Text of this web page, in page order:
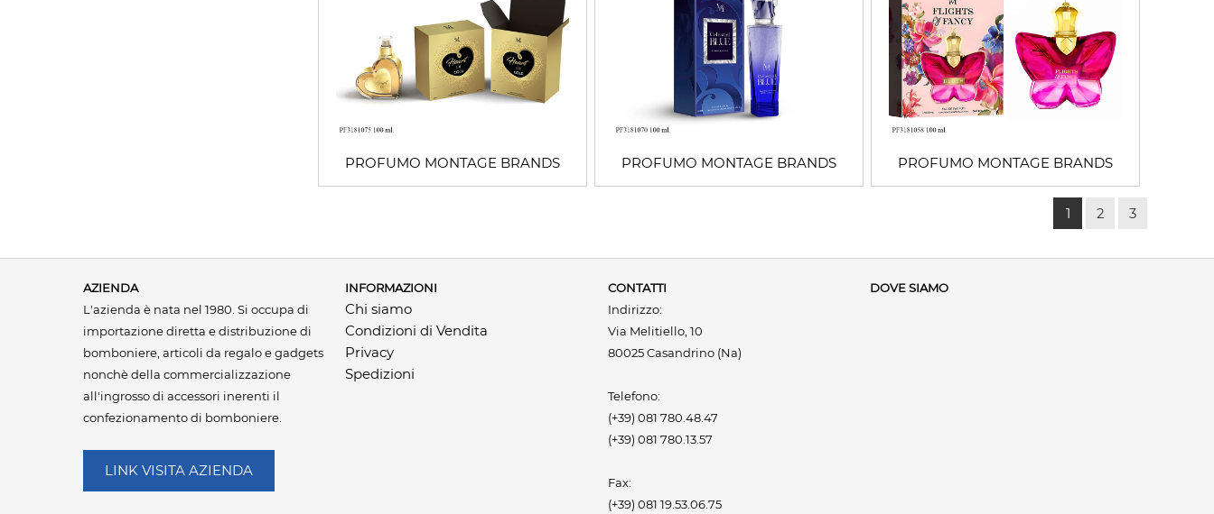
PROFUMO MONTAGE BRANDS PROFUMO MONTAGE BRANDS PROFUMO MONTAGE BRANDS
1 2 3
AZIENDA
L'azienda è nata nel 1980. Si occupa di
importazione diretta e distribuzione di
bomboniere, articoli da regalo e gadgets
nonchè della commercializzazione
all'ingrosso di accessori inerenti il
confezionamento di bomboniere.
LINK VISITA AZIENDA
INFORMAZIONI
Chi siamo
Condizioni di Vendita
Privacy
Spedizioni
CONTATTI
Indirizzo:
Via Melitiello, 10
80025 Casandrino (Na)
Telefono:
(+39) 081 780.48.47
(+39) 081 780.13.57
Fax:
(+39) 081 19.53.06.75
DOVE SIAMO